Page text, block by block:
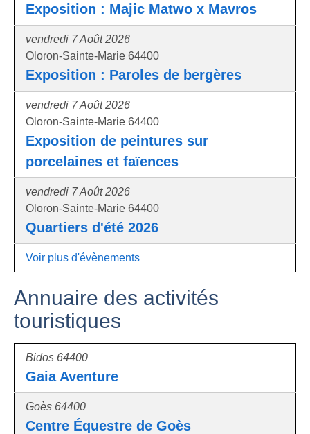
Exposition : Majic Matwo x Mavros
vendredi 7 Août 2026
Oloron-Sainte-Marie 64400
Exposition : Paroles de bergères
vendredi 7 Août 2026
Oloron-Sainte-Marie 64400
Exposition de peintures sur
porcelaines et faïences
vendredi 7 Août 2026
Oloron-Sainte-Marie 64400
Quartiers d'été 2026
Voir plus d'évènements
Annuaire des activités
touristiques
Bidos 64400
Gaia Aventure
Goès 64400
Centre Équestre de Goès